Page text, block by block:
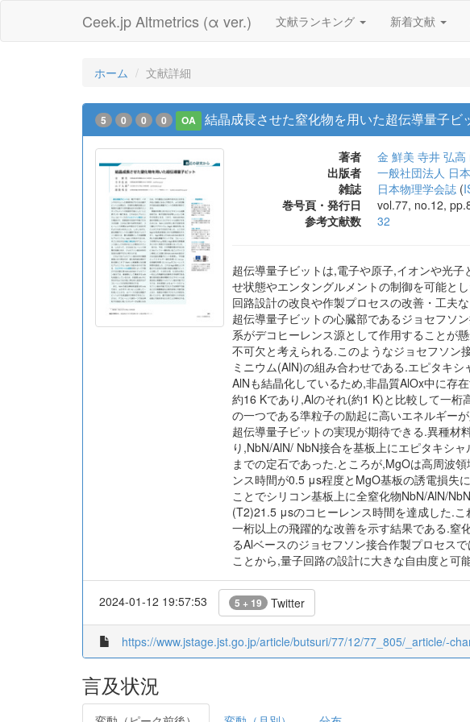
Ceek.jp Altmetrics (α ver.) 文献ランキング 新着文献
ホーム 文献詳細
5 0 0 0 OA 結晶成長させた窒化物を用いた超伝導量子ビ
著者 金 鮮美 寺井 弘高
出版者
一般社団法人 日
雑誌
日本物理学会誌 (
巻号頁・発行日
vol.77, no.12,
参考文献数
32
超伝導量子ビットは,電子や原子,イオンや光
せ状態やエンタングルメントの制御を可能と
回路設計の改良や作製プロセスの改善・工夫
超伝導量子ビットの心臓部であるジョセフソ
系がデコヒーレンス源として作用することが
不可欠と考えられる.このようなジョセフソン
ミニウム(AlN)の組み合わせである.エピタキ
AlNも結晶化しているため,非晶質AlOx中に存
約16 Kであり,Alのそれ(約1 K)と比較して一
の一つである準粒子の励起に高いエネルギー
超伝導量子ビットの実現が期待できる.異種材
り,NbN/AlN/ NbN接合を基板上にエピタキシ
までの定石であった.ところが,MgOは高周波
ンス時間が0.5 μs程度とMgO基板の誘電損失
ことでシリコン基板上に全窒化物NbN/AlN/
(T2)21.5 μsのコヒーレンス時間を達成した.
一桁以上の飛躍的な改善を示す結果である.窒
るAlベースのジョセフソン接合作製プロセス
ことから,量子回路の設計に大きな自由度と可
2024-01-12 19:57:53 5 + 19 Twitter
https://www.jstage.jst.go.jp/article/butsuri/77/12/77_805/_article/-
言及状況